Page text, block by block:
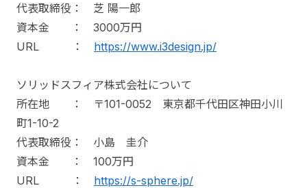
代表取締役： 芝 陽一郎
資本金 ： 3000万円
URL ： https://www.i3design.jp/
ソリッドスフィア株式会社について
所在地 ： 〒101-0052 東京都千代田区神田小川
町1-10-2
代表取締役： 小島 圭介
資本金 ： 100万円
URL ： https://s-sphere.jp/